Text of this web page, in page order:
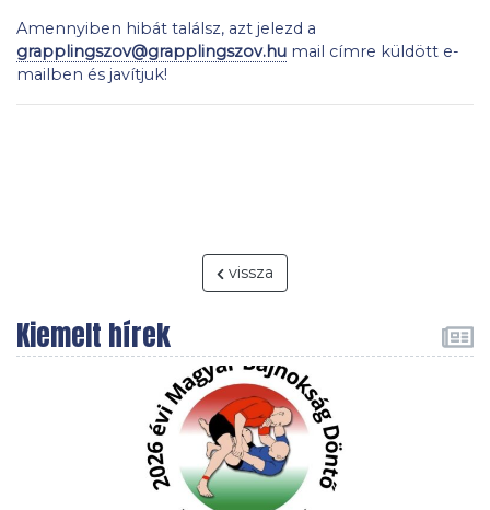
Amennyiben hibát találsz, azt jelezd a
grapplingszov@grapplingszov.hu mail címre küldött e-
mailben és javítjuk!
vissza
Kiemelt hírek